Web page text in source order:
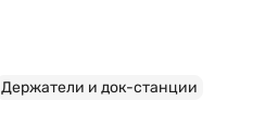
Держатели и док-станции